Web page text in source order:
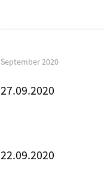
September 2020
27.09.2020
22.09.2020